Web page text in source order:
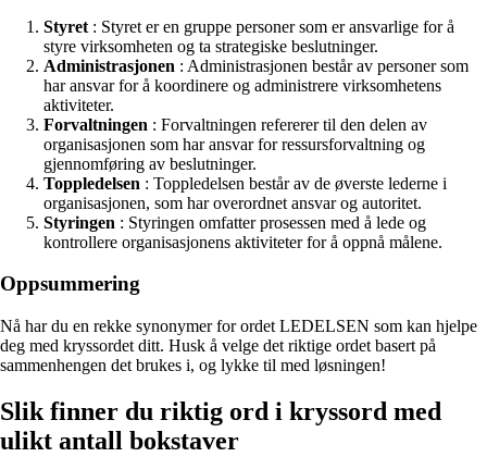
Styret : Styret er en gruppe personer som er ansvarlige for å
styre virksomheten og ta strategiske beslutninger.
Administrasjonen : Administrasjonen består av personer som
har ansvar for å koordinere og administrere virksomhetens
aktiviteter.
Forvaltningen : Forvaltningen refererer til den delen av
organisasjonen som har ansvar for ressursforvaltning og
gjennomføring av beslutninger.
Toppledelsen : Toppledelsen består av de øverste lederne i
organisasjonen, som har overordnet ansvar og autoritet.
Styringen : Styringen omfatter prosessen med å lede og
kontrollere organisasjonens aktiviteter for å oppnå målene.
Oppsummering
Nå har du en rekke synonymer for ordet LEDELSEN som kan hjelpe
deg med kryssordet ditt. Husk å velge det riktige ordet basert på
sammenhengen det brukes i, og lykke til med løsningen!
Slik finner du riktig ord i kryssord med
ulikt antall bokstaver